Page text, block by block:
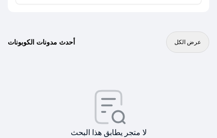
أحدث مدونات الكوبونات عرض الكل
لا متجر يطابق هذا البحث